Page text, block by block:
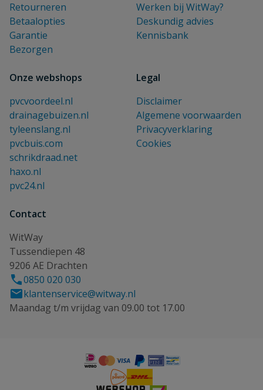
Retourneren
Betaalopties
Garantie
Bezorgen
Werken bij WitWay?
Deskundig advies
Kennisbank
Onze webshops
pvcvoordeel.nl
drainagebuizen.nl
tyleenslang.nl
pvcbuis.com
schrikdraad.net
haxo.nl
pvc24.nl
Legal
Disclaimer
Algemene voorwaarden
Privacyverklaring
Cookies
Contact
WitWay
Tussendiepen 48
9206 AE Drachten
0850 020 030
klantenservice@witway.nl
Maandag t/m vrijdag van 09.00 tot 17.00